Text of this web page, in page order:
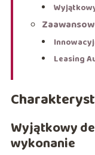
Leasing
Wyjątkowy
wykonanie